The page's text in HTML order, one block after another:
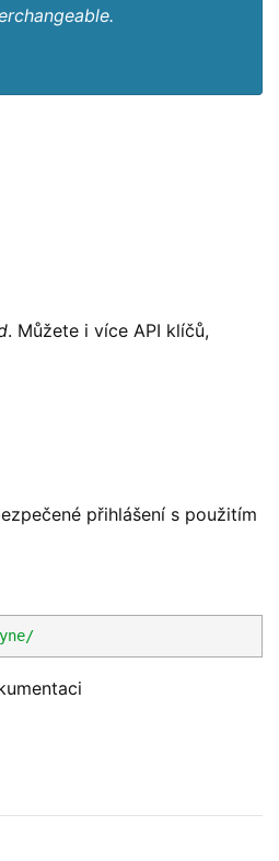
. Můžete i více API klíčů,
přihlášení s použitím